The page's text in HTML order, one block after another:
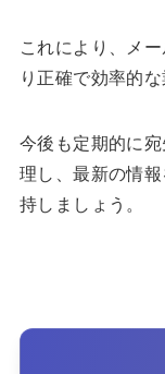
これにより、メ
り正確で効率的
今後も定期的に
理し、最新の情
持しましょう。